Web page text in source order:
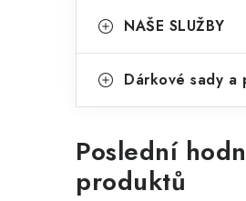
NAŠE SLUŽBY
Dárkové sady a
Poslední
produktů